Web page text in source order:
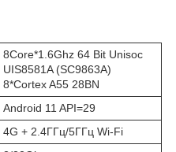
8Core*1.6Ghz 64 Bit Unisoc
UIS8581A (SC9863A)
8*Cortex A55 28BN
Android 11 API=29
4G + 2.4ГГц/5ГГц Wi-Fi